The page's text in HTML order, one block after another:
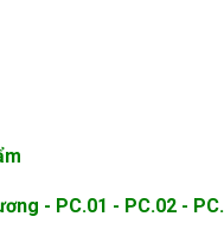
- PC.01 - PC.02 -